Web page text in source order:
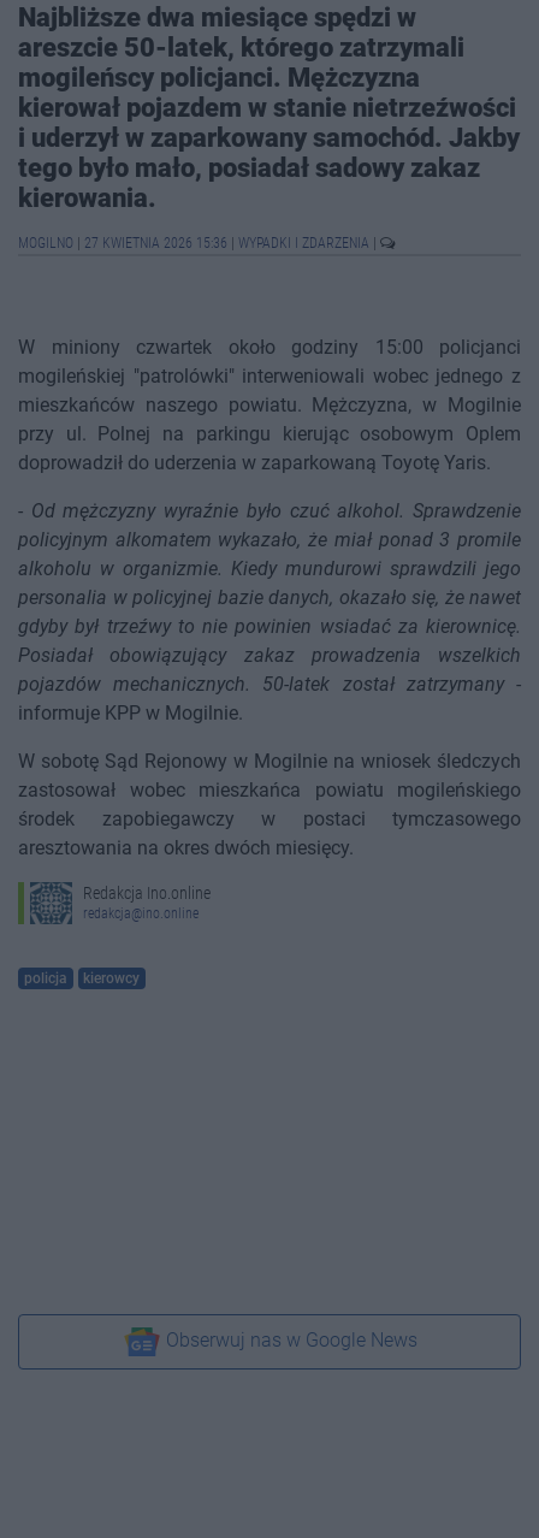
Najbliższe dwa miesiące spędzi w
areszcie 50-latek, którego zatrzymali
mogileńscy policjanci. Mężczyzna
kierował pojazdem w stanie nietrzeźwości
i uderzył w zaparkowany samochód. Jakby
tego było mało, posiadał sadowy zakaz
kierowania.
MOGILNO 27 KWIETNIA 2026 15:36 WYPADKI I ZDARZENIA
W miniony czwartek około godziny 15:00 policjanci
mogileńskiej "patrolówki" interweniowali wobec jednego z
mieszkańców naszego powiatu. Mężczyzna, w Mogilnie
przy ul. Polnej na parkingu kierując osobowym Oplem
doprowadził do uderzenia w zaparkowaną Toyotę Yaris.
- Od mężczyzny wyraźnie było czuć alkohol. Sprawdzenie
policyjnym alkomatem wykazało, że miał ponad 3 promile
alkoholu w organizmie. Kiedy mundurowi sprawdzili jego
personalia w policyjnej bazie danych, okazało się, że nawet
gdyby był trzeźwy to nie powinien wsiadać za kierownicę.
Posiadał obowiązujący zakaz prowadzenia wszelkich
pojazdów mechanicznych. 50-latek został zatrzymany-
informuje KPP w Mogilnie.
W sobotę Sąd Rejonowy w Mogilnie na wniosek śledczych
zastosował wobec mieszkańca powiatu mogileńskiego
środek zapobiegawczy w postaci tymczasowego
aresztowania na okres dwóch miesięcy.
Redakcja Ino.online
redakcja@ino.online
policja kierowcy
Obserwuj nas w Google News